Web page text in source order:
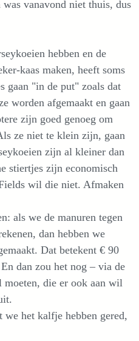
vanavond niet thuis, dus
hebben en de
kaas maken, heeft soms
gaan "in de put" zoals dat
worden afgemaakt en gaan
zijn goed genoeg om
ze niet te klein zijn, gaan
zijn al kleiner dan
stiertjes zijn economisch
wil die niet. Afmaken
als we de manuren tegen
dan hebben we
Dat betekent € 90
dan zou het nog – via de
moeten, die er ook aan wil
we het kalfje hebben gered,